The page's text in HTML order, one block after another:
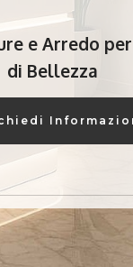
e Arredo
di Bellezza